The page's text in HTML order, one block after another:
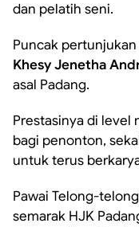
dan pelatih seni.
Puncak
Khesy Jenetha
asal Padang.
Prestasinya di level
bagi penonton,
untuk terus
Pawai Telong-
semarak HJK